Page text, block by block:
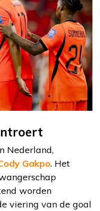
Nederland,
Gakpo. Het
worden
viering van de goal